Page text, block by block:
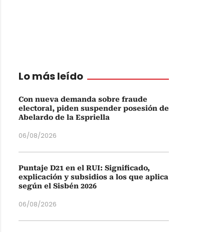
Lo más leído
Con nueva demanda sobre fraude
electoral, piden suspender posesión de
Abelardo de la Espriella
06/08/2026
Puntaje D21 en el RUI: Significado,
explicación y subsidios a los que aplica
según el Sisbén 2026
06/08/2026